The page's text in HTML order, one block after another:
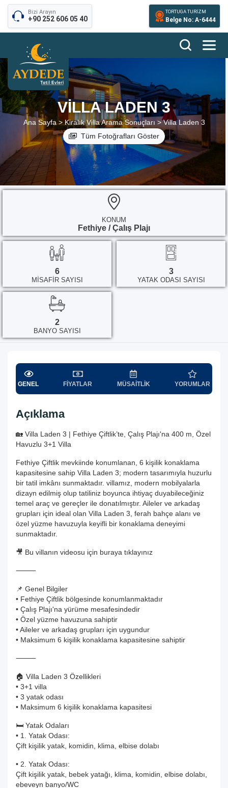
Bizi Arayın
+90 252 606 05 40
TORTUGA TURİZM
Belge No: A-6444
VILLA LADEN 3
Ana Sayfa > Kiralık Villa Arama Sonuçları > Villa Laden 3
Tüm Fotoğrafları Göster
KONUM
Fethiye / Çalış Plajı
6
MISAFIR SAYISI
3
YATAK ODASI SAYISI
2
BANYO SAYISI
GENEL FIYATLAR MÜSAITLIK YORUMLAR
Açıklama
🏡 Villa Laden 3 | Fethiye Çiftlik’te, Çalış Plajı'na 400 m, Özel
Havuzlu 3+1 Villa
Fethiye Çiftlik mevkiinde konumlanan, 6 kişilik konaklama
kapasitesine sahip Villa Laden 3; modern tasarımıyla huzurlu
bir tatil imkânı sunmaktadır. villamız, modern mobilyalarla
dizayn edilmiş olup tatiliniz boyunca ihtiyaç duyabileceğiniz
temel araç ve gereçler ile donatılmıştır. Aileler ve arkadaş
grupları için ideal olan Villa Laden 3, ferah bahçe alanı ve
özel yüzme havuzuyla keyifli bir konaklama deneyimi
sunmaktadır.
🎥 Bu villanın videosu için buraya tıklayınız
⸻
📌 Genel Bilgiler
• Fethiye Çiftlik bölgesinde konumlanmaktadır
• Çalış Plajı'na yürüme mesafesindedir
• Özel yüzme havuzuna sahiptir
• Aileler ve arkadaş grupları için uygundur
• Maksimum 6 kişilik konaklama kapasitesine sahiptir
⸻
🏠 Villa Laden 3 Özellikleri
• 3+1 villa
• 3 yatak odası
• Maksimum 6 kişilik konaklama kapasitesi
🛏️ Yatak Odaları
• 1. Yatak Odası:
Çift kişilik yatak, komidin, klima, elbise dolabı
• 2. Yatak Odası:
Çift kişilik yatak, bebek yatağı, klima, komidin, elbise dolabı,
ebeveyn banyo/WC